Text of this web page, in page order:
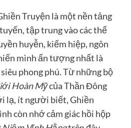
Truyện là một nền tảng
tập trung vào các thể
huyễn, kiếm hiệp, ngôn
mình ấn tượng nhất là
phong phú. Từ những bộ
Hoàn Mỹcủa Thần Đông
lạ, ít người biết, Ghiền
còn nhớ cảm giác hồi hộp